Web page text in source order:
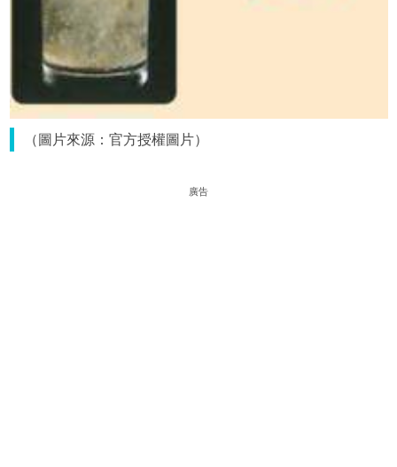
（圖片來源：官方授權圖片）
廣告